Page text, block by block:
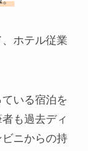
ホテル従業
いる宿泊を
も過去ディ
ニからの持